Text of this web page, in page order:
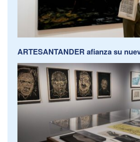
ARTESANTANDER afianza su